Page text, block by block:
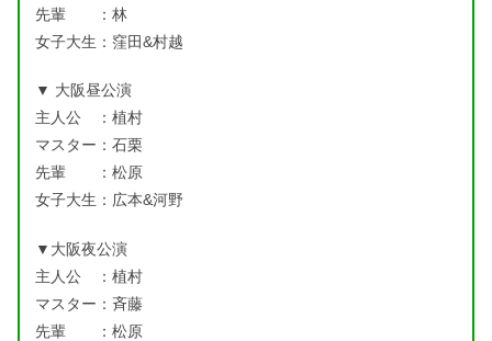
先輩 ：林
女子大生：窪田&村越
▼ 大阪昼公演
主人公 ：植村
マスター：石栗
先輩 ：松原
女子大生：広本&河野
▼大阪夜公演
主人公 ：植村
マスター：斉藤
先輩 ：松原